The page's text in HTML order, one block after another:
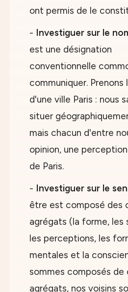
ont permis de le
- Investiguer sur le
est une désignation
conventionnelle
communiquer. Prenons
d'une ville Paris : nous
situer
mais chacun d'entre
opinion, une
de Paris.
- Investiguer sur le
être est composé des
agrégats (la forme, les
les perceptions, les
mentales et la
sommes composés de
agrégats, nos voisins